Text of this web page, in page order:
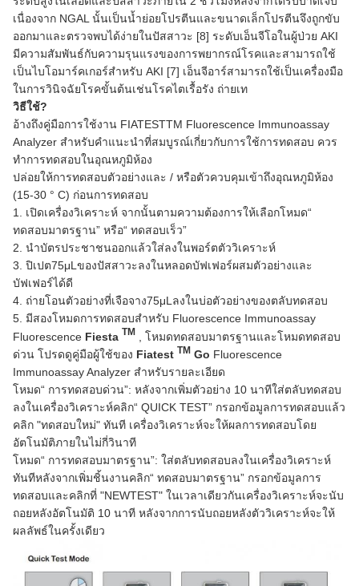
เนื่องจาก NGAL นั้นเป็นน้ำย่อยโปรตีนและขนาดเล็กโปรตีนจึงถูกขับ
ออกมาและตรวจพบได้ง่ายในปัสสาวะ [8] ระดับเอ็นจีโอในผู้ป่วย AKI
มีความสัมพันธ์กับความรุนแรงของการพยากรณ์โรคและสามารถใช้
เป็นไบโอมาร์คเกอร์สำหรับ AKI [7] เอ็นจีอาร์สามารถใช้เป็นเครื่องมือ
ในการวินิจฉัยโรคขั้นต้นเช่นโรคไตเรื้อรัง ถ่ายเท
วิธีใช้?
อ้างถึงคู่มือการใช้งาน FIATESTTM Fluorescence Immunoassay
Analyzer สำหรับคำแนะนำที่สมบูรณ์เกี่ยวกับการใช้การทดสอบ ควร
ทำการทดสอบในอุณหภูมิห้อง
ปล่อยให้การทดสอบตัวอย่างและ / หรือตัวควบคุมเข้าถึงอุณหภูมิห้อง
(15-30 ° C) ก่อนการทดสอบ
1. เปิดเครื่องวิเคราะห์ จากนั้นตามความต้องการให้เลือกโหมด“
ทดสอบมาตรฐาน” หรือ“ ทดสอบเร็ว”
2. นำบัตรประชาชนออกแล้วใส่ลงในพอร์ตตัววิเคราะห์
3. ปิเปต75μLของปัสสาวะลงในหลอดบัฟเฟอร์ผสมตัวอย่างและ
บัฟเฟอร์ได้ดี
4. ถ่ายโอนตัวอย่างที่เจือจาง75μLลงในบ่อตัวอย่างของตลับทดสอบ
5. มีสองโหมดการทดสอบสำหรับ Fluorescence Immunoassay
Fluorescence Fiesta TM
, โหมดทดสอบมาตรฐานและโหมดทดสอบ
ด่วน โปรดดูคู่มือผู้ใช้ของ Fiatest TM Go Fluorescence
Immunoassay Analyzer สำหรับรายละเอียด
โหมด“ การทดสอบด่วน”: หลังจากเพิ่มตัวอย่าง 10 นาทีใส่ตลับทดสอบ
ลงในเครื่องวิเคราะห์คลิก“ QUICK TEST” กรอกข้อมูลการทดสอบแล้ว
คลิก "ทดสอบใหม่" ทันที เครื่องวิเคราะห์จะให้ผลการทดสอบโดย
อัตโนมัติภายในไม่กี่วินาที
โหมด“ การทดสอบมาตรฐาน”: ใส่ตลับทดสอบลงในเครื่องวิเคราะห์
ทันทีหลังจากเพิ่มชิ้นงานคลิก“ ทดสอบมาตรฐาน” กรอกข้อมูลการ
ทดสอบและคลิกที่ "NEWTEST" ในเวลาเดียวกันเครื่องวิเคราะห์จะนับ
ถอยหลังอัตโนมัติ 10 นาที หลังจากการนับถอยหลังตัววิเคราะห์จะให้
ผลลัพธ์ในครั้งเดียว